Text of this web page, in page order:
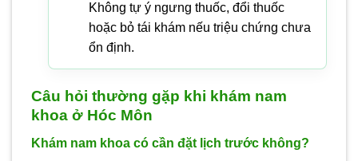
Không tự ý ngưng thuốc, đổi thuốc
hoặc bỏ tái khám nếu triệu chứng chưa
ổn định.
Câu hỏi thường gặp khi khám nam
khoa ở Hóc Môn
Khám nam khoa có cần đặt lịch trước không?